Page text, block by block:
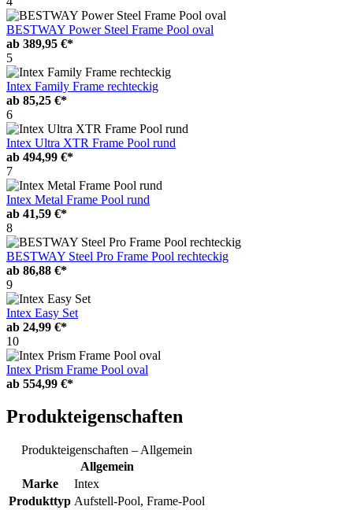
BESTWAY Power Steel Frame Pool oval
ab 389,95 €*
5
Intex Family Frame rechteckig
ab 85,25 €*
6
Intex Ultra XTR Frame Pool rund
ab 494,99 €*
7
Intex Metal Frame Pool rund
ab 41,59 €*
8
BESTWAY Steel Pro Frame Pool rechteckig
ab 86,88 €*
9
Intex Easy Set
ab 24,99 €*
10
Intex Prism Frame Pool oval
ab 554,99 €*
Produkteigenschaften
Produkteigenschaften – Allgemein
Allgemein
Marke
Intex
Produkttyp Aufstell-Pool, Frame-Pool